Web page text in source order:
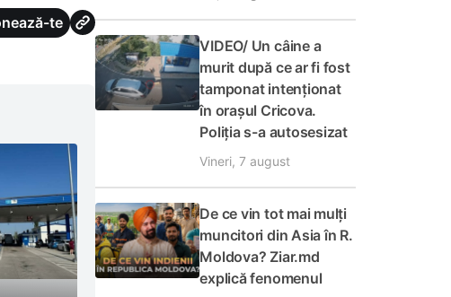
te
VIDEO/ Un câine a
murit după ce ar fi fost
tamponat intenționat
în orașul Cricova.
Poliția s-a autosesizat
Vineri, 7 august
De ce vin tot mai mulți
muncitori din Asia în R.
Moldova? Ziar.md
explică fenomenul